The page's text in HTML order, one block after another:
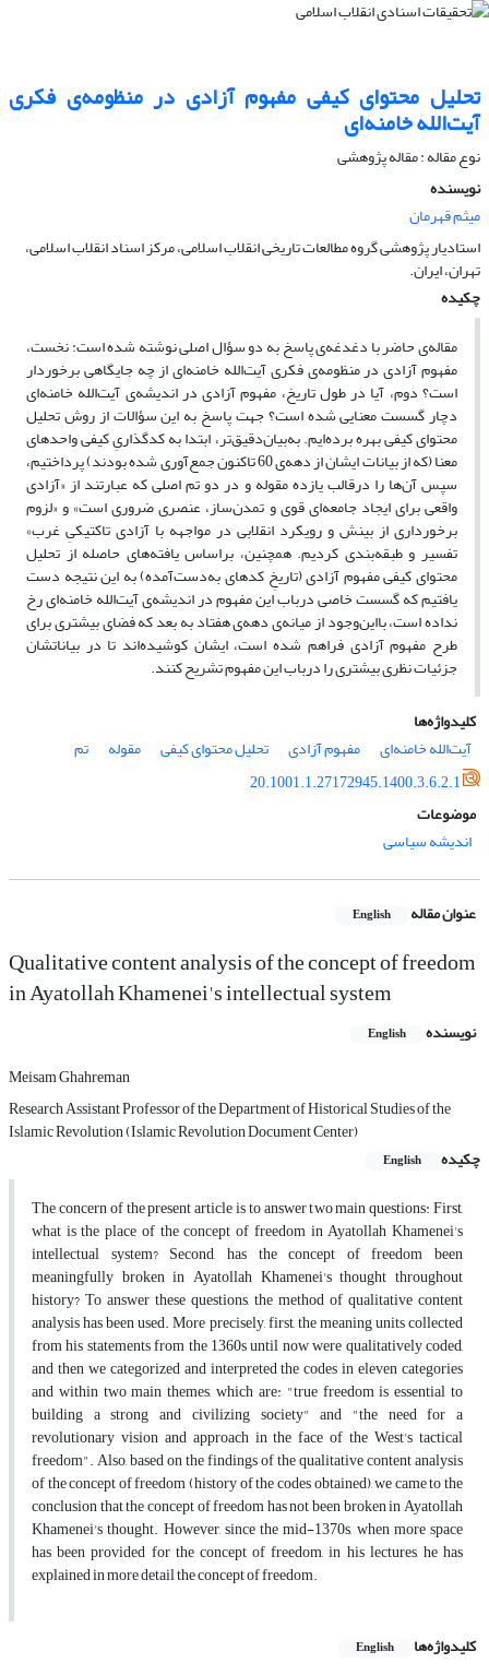
تحلیل محتوای کیفی مفهوم آزادی در منظومه‌ی فکری
آیت‌الله خامنه‌ای
نوع مقاله : مقاله پژوهشی
نویسنده
میثم قهرمان
استادیار پژوهشی گروه مطالعات تاریخی انقلاب اسلامی، مرکز اسناد انقلاب اسلامی،
تهران، ایران.
چکیده
مقاله‌ی حاضر با دغدغه‌ی پاسخ به دو سؤال اصلی نوشته شده است: نخست،
مفهوم آزادی در منظومه‌ی فکری آیت‌الله خامنه‌ای از چه جایگاهی برخوردار
است؟ دوم، آیا در طول تاریخ، مفهوم آزادی در اندیشه‌ی آیت‌الله خامنه‌ای
دچار گسست معنایی شده است؟ جهت پاسخ به این سؤالات از روش تحلیل
محتوای کیفی بهره برده‌ایم. به‌بیان‌دقیق‌تر، ابتدا به کدگذاریِ کیفی واحدهای
معنا (که از بیانات ایشان از دهه‌ی 60 تاکنون جمع‌آوری شده بودند) پرداختیم،
سپس آن‌ها را درقالب یازده مقوله و در دو تم اصلی که عبارتند از «آزادی
واقعی برای ایجاد جامعه‌ای قوی و تمد‌ن‌ساز، عنصری ضروری است» و «لزوم
برخورداری از بینش و رویکرد انقلابی در مواجهه با آزادی تاکتیکیِ غرب»
تفسیر و طبقه‌بندی کردیم. همچنین، براساس یافته‌های حاصله از تحلیل
محتوای کیفی مفهوم آزادی (تاریخِ کدهای به‌دست‌آمده‌) به این نتیجه دست
یافتیم که گسست خاصی درباب این مفهوم در اندیشه‌ی آیت‌الله خامنه‌ای رخ
نداده است، بااین‌وجود از میانه‌ی دهه‌ی هفتاد به بعد که فضای بیشتری برای
طرح مفهوم آزادی فراهم شده است، ایشان کوشیده‌اند تا در بیاناتشان
جزئیات نظری بیشتری را درباب این مفهوم تشریح کنند.
کلیدواژه‌ها
آیت‌الله خامنه‌ای
مفهوم آزادی تحلیل محتوای کیفی مقوله
تم
20.1001.1.27172945.1400.3.6.2.1
موضوعات
اندیشه سیاسی
عنوان مقاله English
Qualitative content analysis of the concept of freedom
in Ayatollah Khamenei's intellectual system
نویسنده English
Meisam Ghahreman
Research Assistant Professor of the Department of Historical Studies of the
Islamic Revolution (Islamic Revolution Document Center)
چکیده
English
The concern of the present article is to answer two main questions: First,
what is the place of the concept of freedom in Ayatollah Khamenei's
intellectual system? Second, has the concept of freedom been
meaningfully broken in Ayatollah Khamenei's thought throughout
history? To answer these questions, the method of qualitative content
analysis has been used. More precisely, first, the meaning units collected
from his statements from the 1360s until now were qualitatively coded,
and then we categorized and interpreted the codes in eleven categories
and within two main themes, which are: "true freedom is essential to
building a strong and civilizing society" and "the need for a
revolutionary vision and approach in the face of the West's tactical
freedom". Also, based on the findings of the qualitative content analysis
of the concept of freedom (history of the codes obtained), we came to the
conclusion that the concept of freedom has not been broken in Ayatollah
Khamenei's thought. However, since the mid-1370s, when more space
has been provided for the concept of freedom, in his lectures, he has
explained in more detail the concept of freedom.
کلیدواژه‌ها English